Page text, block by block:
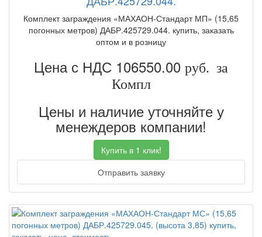
Комплект заграждения «МАХАОН-Стандарт МП» (15,65
погонных метров) ДАБР.425729.044. купить, заказать
оптом и в розницу
Цена с НДС 106550.00 руб. за
Компл
Цены и наличие уточняйте у
менеждеров компании!
Купить в 1 клик!
Отправить заявку